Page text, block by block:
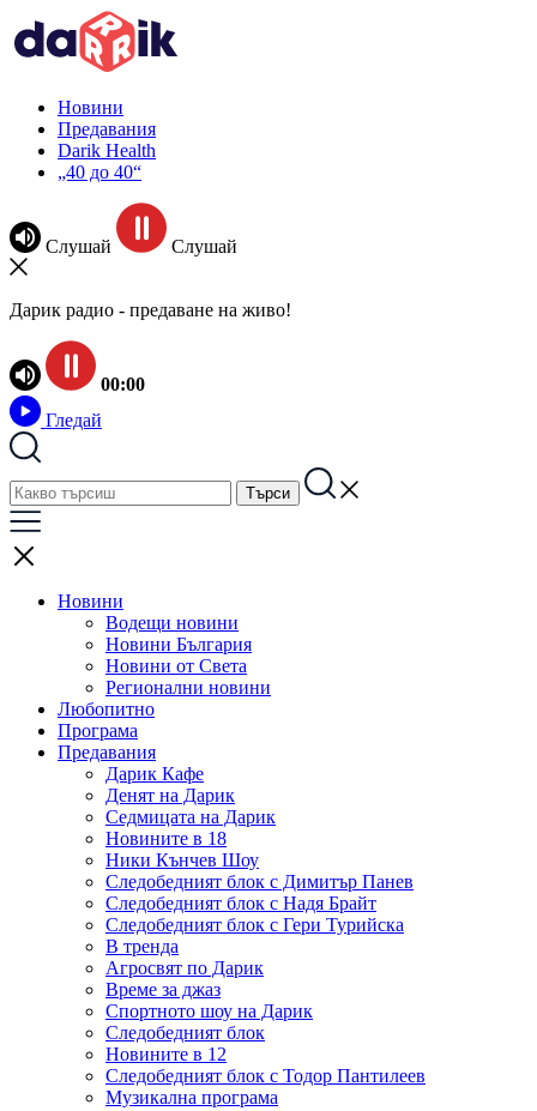
Новини
Предавания
Darik Health
„40 до 40“
Слушай Слушай
Дарик радио - предаване на живо!
00:00
Гледай
Новини
Водещи новини
Новини България
Новини от Света
Регионални новини
Любопитно
Програма
Предавания
Дарик Кафе
Денят на Дарик
Седмицата на Дарик
Новините в 18
Ники Кънчев Шоу
Следобедният блок с Димитър Панев
Следобедният блок с Надя Брайт
Следобедният блок с Гери Турийска
В тренда
Агросвят по Дарик
Време за джаз
Спортното шоу на Дарик
Следобедният блок
Новините в 12
Следобедният блок с Тодор Пантилеев
Музикална програма